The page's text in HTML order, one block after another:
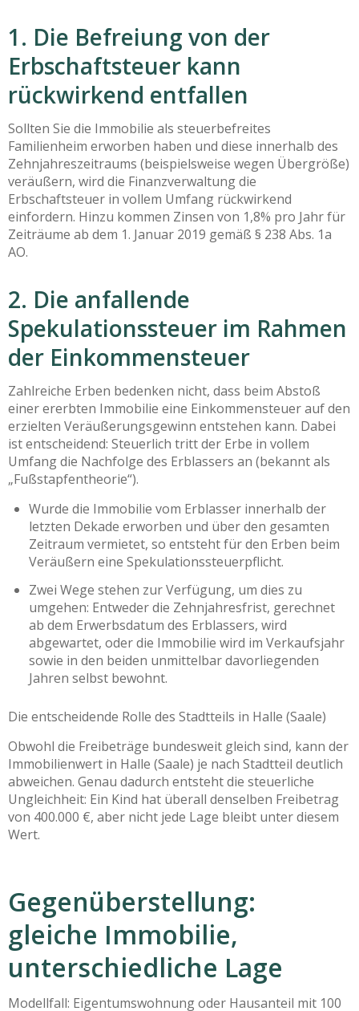
1. Die Befreiung von der
Erbschaftsteuer kann
rückwirkend entfallen
Sollten Sie die Immobilie als steuerbefreites
Familienheim erworben haben und diese innerhalb des
Zehnjahreszeitraums (beispielsweise wegen Übergröße)
veräußern, wird die Finanzverwaltung die
Erbschaftsteuer in vollem Umfang rückwirkend
einfordern. Hinzu kommen Zinsen von 1,8% pro Jahr für
Zeiträume ab dem 1. Januar 2019 gemäß § 238 Abs. 1a
AO.
2. Die anfallende
Spekulationssteuer im Rahmen
der Einkommensteuer
Zahlreiche Erben bedenken nicht, dass beim Abstoß
einer ererbten Immobilie eine Einkommensteuer auf den
erzielten Veräußerungsgewinn entstehen kann. Dabei
ist entscheidend: Steuerlich tritt der Erbe in vollem
Umfang die Nachfolge des Erblassers an (bekannt als
„Fußstapfentheorie“).
Wurde die Immobilie vom Erblasser innerhalb der
letzten Dekade erworben und über den gesamten
Zeitraum vermietet, so entsteht für den Erben beim
Veräußern eine Spekulationssteuerpflicht.
Zwei Wege stehen zur Verfügung, um dies zu
umgehen: Entweder die Zehnjahresfrist, gerechnet
ab dem Erwerbsdatum des Erblassers, wird
abgewartet, oder die Immobilie wird im Verkaufsjahr
sowie in den beiden unmittelbar davorliegenden
Jahren selbst bewohnt.
Die entscheidende Rolle des Stadtteils in Halle (Saale)
Obwohl die Freibeträge bundesweit gleich sind, kann der
Immobilienwert in Halle (Saale) je nach Stadtteil deutlich
abweichen. Genau dadurch entsteht die steuerliche
Ungleichheit: Ein Kind hat überall denselben Freibetrag
von 400.000 €, aber nicht jede Lage bleibt unter diesem
Wert.
Gegenüberstellung:
gleiche Immobilie,
unterschiedliche Lage
Modellfall: Eigentumswohnung oder Hausanteil mit 100